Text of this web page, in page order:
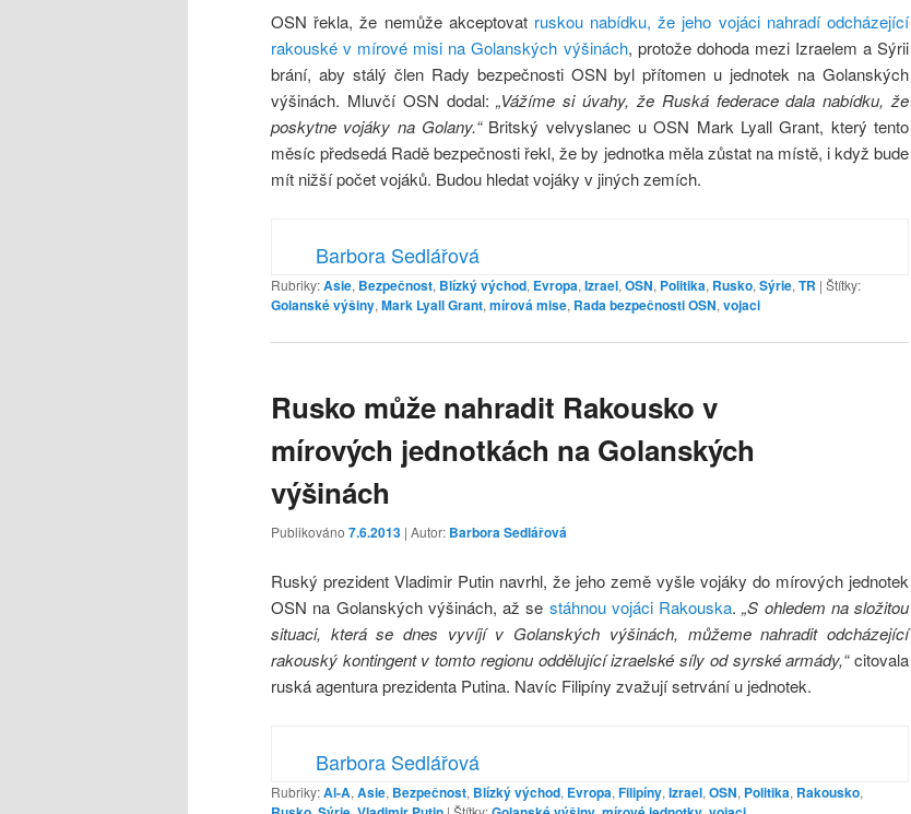
OSN řekla, že nemůže akceptovat ruskou nabídku, že jeho vojáci nahradí odcházející
rakouské v mírové misi na Golanských výšinách, protože dohoda mezi Izraelem a Sýrii
brání, aby stálý člen Rady bezpečnosti OSN byl přítomen u jednotek na Golanských
výšinách. Mluvčí OSN dodal:„Vážíme si úvahy, že Ruská federace dala nabídku, že
poskytne vojáky na Golany.“ Britský velvyslanec u OSN Mark Lyall Grant, který tento
měsíc předsedá Radě bezpečnosti řekl, že by jednotka měla zůstat na místě, i když bude
mít nižší počet vojáků. Budou hledat vojáky v jiných zemích.
Barbora Sedlářová
Rubriky:Asie, Bezpečnost, Blízký východ, Evropa, Izrael, OSN, Politika, Rusko, Sýrie, TR | Štítky:
Golanské výšiny, Mark Lyall Grant, mírová mise, Rada bezpečnosti OSN, vojaci
Rusko může nahradit Rakousko v
mírových jednotkách na Golanských
výšinách
Publikováno 7.6.2013 | Autor: Barbora Sedlářová
Ruský prezident Vladimir Putin navrhl, že jeho země vyšle vojáky do mírových jednotek
OSN na Golanských výšinách, až se stáhnou vojáci Rakouska.„S ohledem na složitou
situaci, která se dnes vyvíjí v Golanských výšinách, můžeme nahradit odcházející
rakouský kontingent v tomto regionu oddělující izraelské síly od syrské armády,“citovala
ruská agentura prezidenta Putina. Navíc Filipíny zvažují setrvání u jednotek.
Barbora Sedlářová
Rubriky:Al-A,Asie, Bezpečnost, Blízký východ, Evropa,Filipíny,Izrael,OSN, Politika, Rakousko,